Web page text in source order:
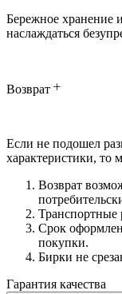
Бережное хранение
наслаждаться
Возврат
Если не подошел
характеристики, то
Возврат
Транспортные
Срок
покупки.
Бирки не
Гарантия качества